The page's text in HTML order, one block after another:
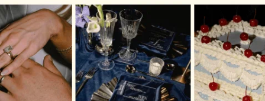
Партизанский район
9 сентября. Семейный праздник микрорайона
Степянка «Моя семья, Мой дом, Мой Минск» (у